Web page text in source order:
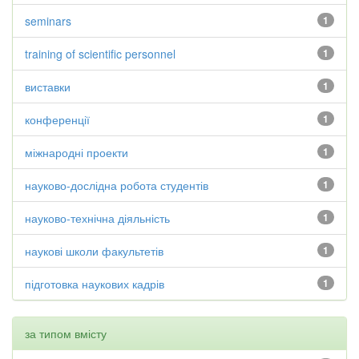
1
seminars
1
training of scientific personnel
1
виставки
1
конференції
1
міжнародні проекти
1
науково-дослідна робота студентів
1
науково-технічна діяльність
1
наукові школи факультетів
1
підготовка наукових кадрів
за типом вмісту